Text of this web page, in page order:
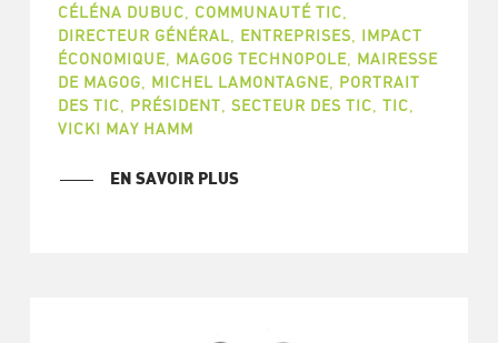
CÉLÉNA DUBUC
COMMUNAUTÉ TIC
DIRECTEUR GÉNÉRAL
ENTREPRISES
IMPACT
ÉCONOMIQUE, MAGOG TECHNOPOLE, MAIRESSE
DE MAGOG
MICHEL LAMONTAGNE, PORTRAIT
DES TIC
PRÉSIDENT SECTEUR DES TIC TIC
VICKI MAY HAMM
EN SAVOIR PLUS